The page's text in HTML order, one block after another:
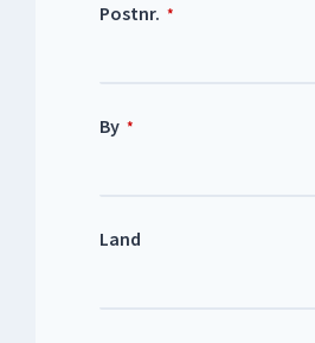
Postnr. *
By *
Land